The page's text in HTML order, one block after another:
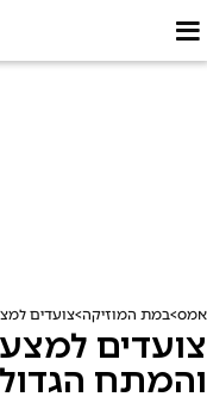
אמס במת המוזיקה צועדים
צועדים
והמתח